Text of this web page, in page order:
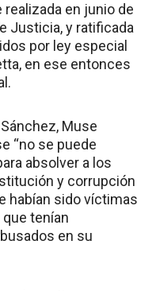
en junio de
Justicia, y ratificada
por ley especial
en ese entonces
Muse
“no se puede
absolver a los
y corrupción
habían sido víctimas
tenían
en su